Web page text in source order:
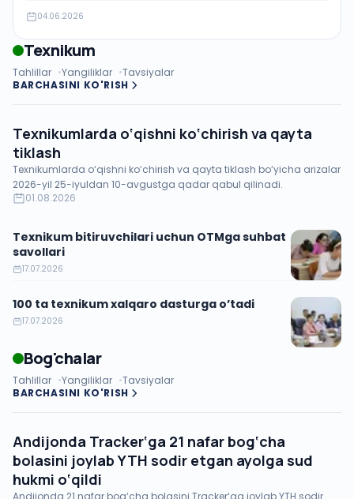
04.06.2026
Texnikum
Tahlillar Yangiliklar
Tavsiyalar
BARCHASINI KO'RISH
Texnikumlarda o‘qishni ko‘chirish va qayta
tiklash
Texnikumlarda o‘qishni ko‘chirish va qayta tiklash bo‘yicha arizalar
2026-yil 25-iyuldan 10-avgustga qadar qabul qilinadi.
01.08.2026
Texnikum bitiruvchilari uchun OTMga suhbat
savollari
17.07.2026
100 ta texnikum xalqaro dasturga o’tadi
17.07.2026
Bog'chalar
Tahlillar Yangiliklar
Tavsiyalar
BARCHASINI KO'RISH
Andijonda Tracker‘ga 21 nafar bog‘cha
bolasini joylab YTH sodir etgan ayolga sud
hukmi o‘qildi
Andijonda 21 nafar bog‘cha bolasini Tracker‘ga joylab YTH sodir